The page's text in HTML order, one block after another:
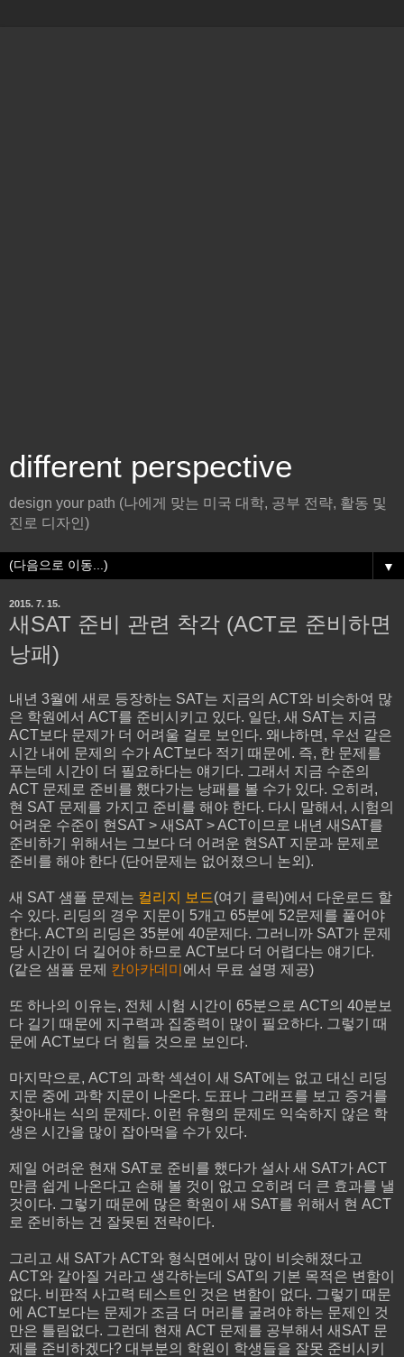
different perspective
design your path (나에게 맞는 미국 대학, 공부 전략, 활동 및
진로 디자인)
▼
2015. 7. 15.
새SAT 준비 관련 착각 (ACT로 준비하면
낭패)
내년 3월에 새로 등장하는 SAT는 지금의 ACT와 비슷하여 많
은 학원에서 ACT를 준비시키고 있다. 일단, 새 SAT는 지금
ACT보다 문제가 더 어려울 걸로 보인다. 왜냐하면, 우선 같은
시간 내에 문제의 수가 ACT보다 적기 때문에. 즉, 한 문제를
푸는데 시간이 더 필요하다는 얘기다. 그래서 지금 수준의
ACT 문제로 준비를 했다가는 낭패를 볼 수가 있다. 오히려,
현 SAT 문제를 가지고 준비를 해야 한다. 다시 말해서, 시험의
어려운 수준이 현SAT > 새SAT > ACT이므로 내년 새SAT를
준비하기 위해서는 그보다 더 어려운 현SAT 지문과 문제로
준비를 해야 한다 (단어문제는 없어졌으니 논외).
새 SAT 샘플 문제는 컬리지 보드(여기 클릭)에서 다운로드 할
수 있다. 리딩의 경우 지문이 5개고 65분에 52문제를 풀어야
한다. ACT의 리딩은 35분에 40문제다. 그러니까 SAT가 문제
당 시간이 더 길어야 하므로 ACT보다 더 어렵다는 얘기다.
(같은 샘플 문제 칸아카데미 에서 무료 설명 제공)
또 하나의 이유는, 전체 시험 시간이 65분으로 ACT의 40분보
다 길기 때문에 지구력과 집중력이 많이 필요하다. 그렇기 때
문에 ACT보다 더 힘들 것으로 보인다.
마지막으로, ACT의 과학 섹션이 새 SAT에는 없고 대신 리딩
지문 중에 과학 지문이 나온다. 도표나 그래프를 보고 증거를
찾아내는 식의 문제다. 이런 유형의 문제도 익숙하지 않은 학
생은 시간을 많이 잡아먹을 수가 있다.
제일 어려운 현재 SAT로 준비를 했다가 설사 새 SAT가 ACT
만큼 쉽게 나온다고 손해 볼 것이 없고 오히려 더 큰 효과를 낼
것이다. 그렇기 때문에 많은 학원이 새 SAT를 위해서 현 ACT
로 준비하는 건 잘못된 전략이다.
그리고 새 SAT가 ACT와 형식면에서 많이 비슷해졌다고
ACT와 같아질 거라고 생각하는데 SAT의 기본 목적은 변함이
없다. 비판적 사고력 테스트인 것은 변함이 없다. 그렇기 때문
에 ACT보다는 문제가 조금 더 머리를 굴려야 하는 문제인 것
만은 틀림없다. 그런데 현재 ACT 문제를 공부해서 새SAT 문
제를 준비하겠다? 대부분의 학원이 학생들을 잘못 준비시키